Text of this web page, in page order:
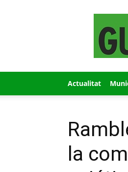
Actualitat
la